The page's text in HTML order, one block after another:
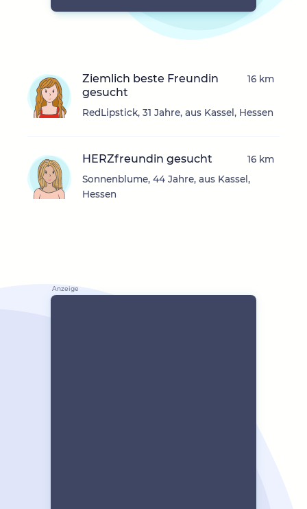
Ziemlich beste Freundin
gesucht
RedLipstick, 31 Jahre, aus Kassel, Hessen
16 km
HERZfreundin gesucht
Sonnenblume, 44 Jahre, aus Kassel,
Hessen
16 km